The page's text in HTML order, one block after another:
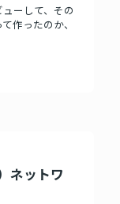
ーして、その
作ったのか、
ネットワ